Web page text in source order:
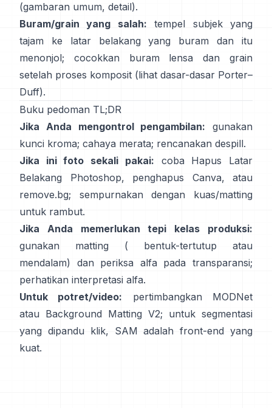
(gambaran umum, detail).
Buram/grain yang salah: tempel subjek yang
tajam ke latar belakang yang buram dan itu
menonjol; cocokkan buram lensa dan grain
setelah proses komposit (lihat dasar-dasar Porter–
Duff).
Buku pedoman TL;DR
Jika Anda mengontrol pengambilan: gunakan
kunci kroma; cahaya merata; rencanakan despill.
Jika ini foto sekali pakai: coba Hapus Latar
Belakang Photoshop, penghapus Canva, atau
remove.bg; sempurnakan dengan kuas/matting
untuk rambut.
Jika Anda memerlukan tepi kelas produksi:
gunakan matting (
bentuk-tertutup
atau
mendalam) dan periksa alfa pada transparansi;
perhatikan interpretasi alfa.
Untuk potret/video: pertimbangkan
MODNet
atau Background Matting V2; untuk segmentasi
yang dipandu klik, SAM adalah front-end yang
kuat.